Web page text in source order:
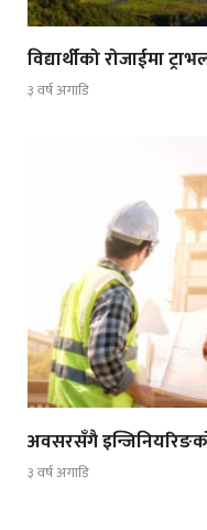
विद्यार्थीको रोजाईमा
३ वर्ष अगाडि
अवसरसँगै
३ वर्ष अगाडि